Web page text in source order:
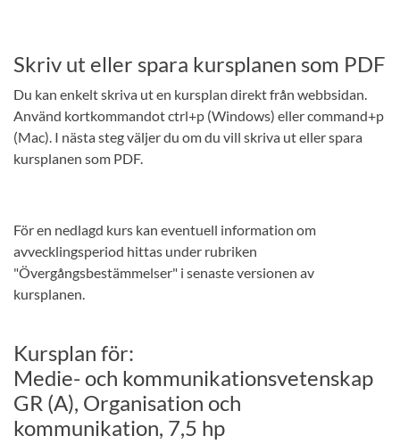
Skriv ut eller spara kursplanen som PDF
Du kan enkelt skriva ut en kursplan direkt från webbsidan.
Använd kortkommandot ctrl+p (Windows) eller command+p
(Mac). I nästa steg väljer du om du vill skriva ut eller spara
kursplanen som PDF.
För en nedlagd kurs kan eventuell information om
avvecklingsperiod hittas under rubriken
"Övergångsbestämmelser" i senaste versionen av
kursplanen.
Kursplan för:
Medie- och kommunikationsvetenskap
GR (A), Organisation och
kommunikation, 7,5 hp